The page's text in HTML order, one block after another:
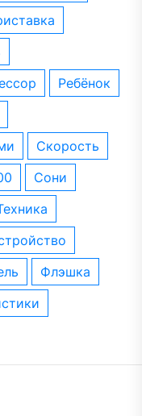
ребёнок
скорость
сони
техника
флэшка